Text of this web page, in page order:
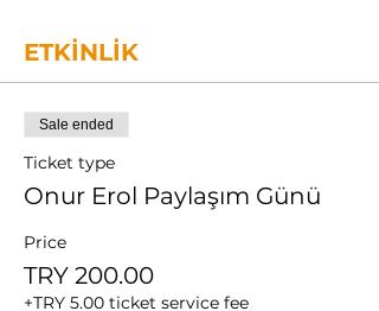
ETKİNLİK
Sale ended
Ticket type
Onur Erol Paylaşım Günü
Price
TRY 200.00
+TRY 5.00 ticket service fee